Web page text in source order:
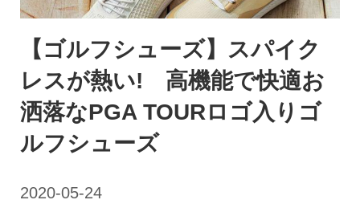
【ゴルフシューズ】スパイク
レスが熱い! 高機能で快適お
洒落なPGA TOURロゴ入りゴ
ルフシューズ